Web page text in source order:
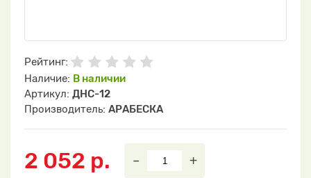
Рейтинг:
Наличие: В наличии
Артикул: ДНС-12
Производитель: АРАБЕСКА
2 052 р. – +